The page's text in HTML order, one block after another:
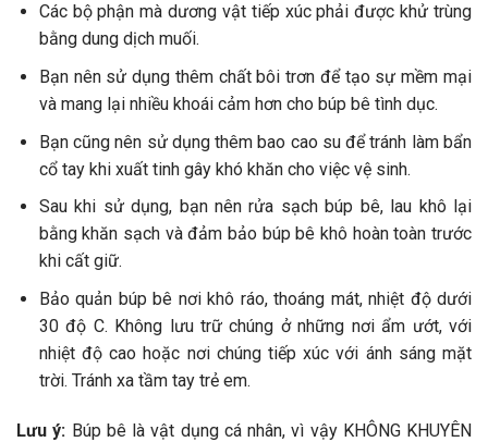
Các bộ phận mà dương vật tiếp xúc phải được khử trùng
bằng dung dịch muối.
Bạn nên sử dụng thêm chất bôi trơn để tạo sự mềm mại
và mang lại nhiều khoái cảm hơn cho búp bê tình dục.
Bạn cũng nên sử dụng thêm bao cao su để tránh làm bẩn
cổ tay khi xuất tinh gây khó khăn cho việc vệ sinh.
Sau khi sử dụng, bạn nên rửa sạch búp bê, lau khô lại
bằng khăn sạch và đảm bảo búp bê khô hoàn toàn trước
khi cất giữ.
Bảo quản búp bê nơi khô ráo, thoáng mát, nhiệt độ dưới
30 độ C. Không lưu trữ chúng ở những nơi ẩm ướt, với
nhiệt độ cao hoặc nơi chúng tiếp xúc với ánh sáng mặt
trời. Tránh xa tầm tay trẻ em.
Lưu ý: Búp bê là vật dụng cá nhân, vì vậy KHÔNG KHUYÊN